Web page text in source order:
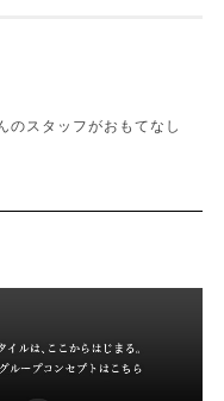
のスタッフがおもてなし